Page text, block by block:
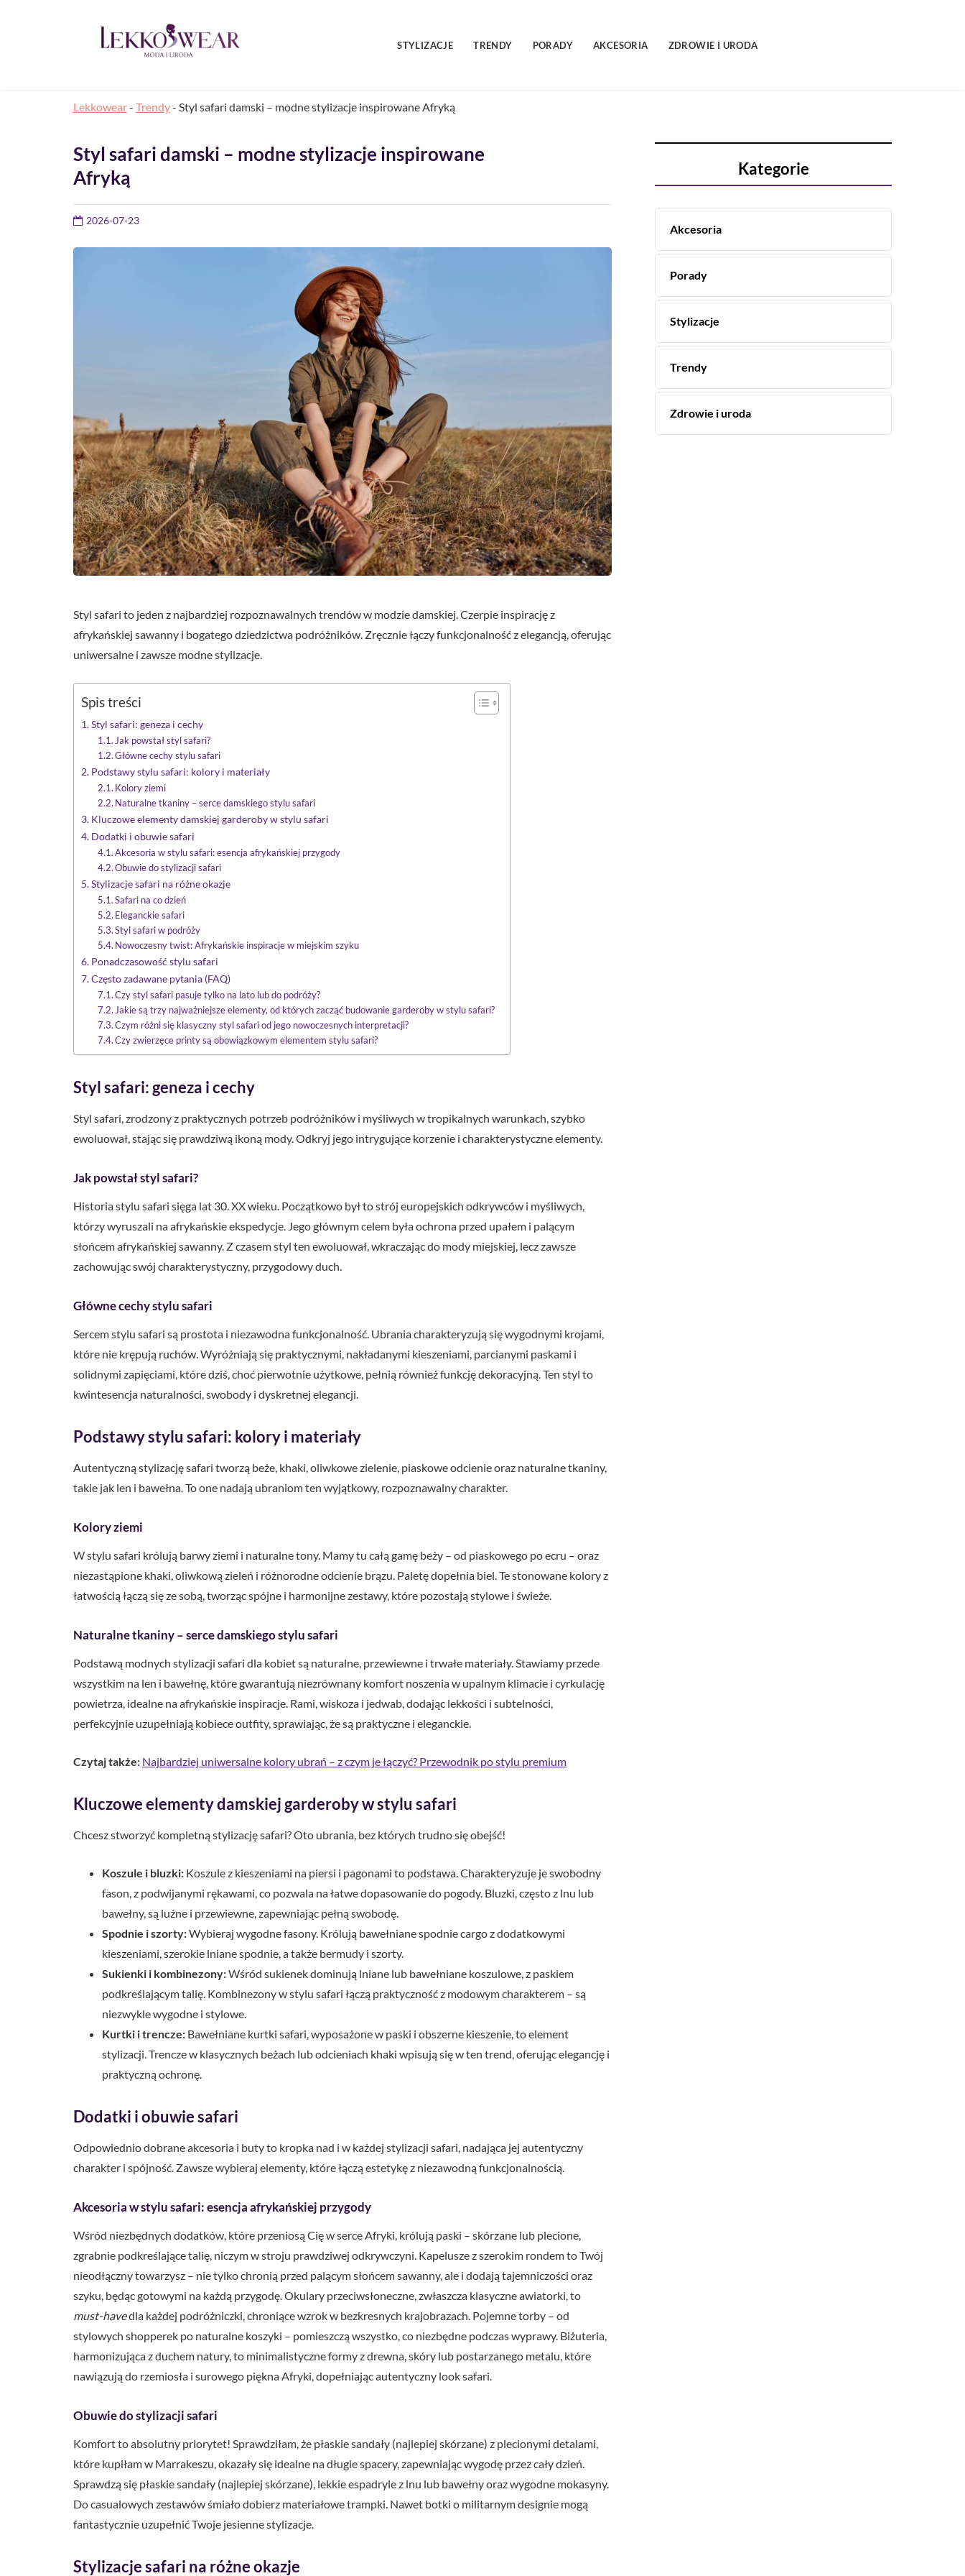
STYLIZACJE TRENDY PORADY AKCESORIA ZDROWIE I URODA
Lekkowear- Trendy- Styl safari damski – modne stylizacje inspirowane Afryką
Styl safari damski – modne stylizacje inspirowane
Afryką
2026-07-23
Styl safari to jeden z najbardziej rozpoznawalnych trendów w modzie damskiej. Czerpie inspirację z
afrykańskiej sawanny i bogatego dziedzictwa podróżników. Zręcznie łączy funkcjonalność z elegancją, oferując
uniwersalne i zawsze modne stylizacje.
Spis treści
Styl safari: geneza i cechy
Jak powstał styl safari?
Główne cechy stylu safari
Podstawy stylu safari: kolory i materiały
Kolory ziemi
Naturalne tkaniny – serce damskiego stylu safari
Kluczowe elementy damskiej garderoby w stylu safari
Dodatki i obuwie safari
Akcesoria w stylu safari: esencja afrykańskiej przygody
Obuwie do stylizacji safari
Stylizacje safari na różne okazje
Safari na co dzień
Eleganckie safari
Styl safari w podróży
Nowoczesny twist: Afrykańskie inspiracje w miejskim szyku
Ponadczasowość stylu safari
Często zadawane pytania (FAQ)
Czy styl safari pasuje tylko na lato lub do podróży?
Jakie są trzy najważniejsze elementy, od których zacząć budowanie garderoby w stylu safari?
Czym różni się klasyczny styl safari od jego nowoczesnych interpretacji?
Czy zwierzęce printy są obowiązkowym elementem stylu safari?
Styl safari: geneza i cechy
Styl safari, zrodzony z praktycznych potrzeb podróżników i myśliwych w tropikalnych warunkach, szybko
ewoluował, stając się prawdziwą ikoną mody. Odkryj jego intrygujące korzenie i charakterystyczne elementy.
Jak powstał styl safari?
Historia stylu safari sięga lat 30. XX wieku. Początkowo był to strój europejskich odkrywców i myśliwych,
którzy wyruszali na afrykańskie ekspedycje. Jego głównym celem była ochrona przed upałem i palącym
słońcem afrykańskiej sawanny. Z czasem styl ten ewoluował, wkraczając do mody miejskiej, lecz zawsze
zachowując swój charakterystyczny, przygodowy duch.
Główne cechy stylu safari
Sercem stylu safari są prostota i niezawodna funkcjonalność. Ubrania charakteryzują się wygodnymi krojami,
które nie krępują ruchów. Wyróżniają się praktycznymi, nakładanymi kieszeniami, parcianymi paskami i
solidnymi zapięciami, które dziś, choć pierwotnie użytkowe, pełnią również funkcję dekoracyjną. Ten styl to
kwintesencja naturalności, swobody i dyskretnej elegancji.
Podstawy stylu safari: kolory i materiały
Autentyczną stylizację safari tworzą beże, khaki, oliwkowe zielenie, piaskowe odcienie oraz naturalne tkaniny,
takie jak len i bawełna. To one nadają ubraniom ten wyjątkowy, rozpoznawalny charakter.
Kolory ziemi
W stylu safari królują barwy ziemi i naturalne tony. Mamy tu całą gamę beży – od piaskowego po ecru – oraz
niezastąpione khaki, oliwkową zieleń i różnorodne odcienie brązu. Paletę dopełnia biel. Te stonowane kolory z
łatwością łączą się ze sobą, tworząc spójne i harmonijne zestawy, które pozostają stylowe i świeże.
Naturalne tkaniny – serce damskiego stylu safari
Podstawą modnych stylizacji safari dla kobiet są naturalne, przewiewne i trwałe materiały. Stawiamy przede
wszystkim na len i bawełnę, które gwarantują niezrównany komfort noszenia w upalnym klimacie i cyrkulację
powietrza, idealne na afrykańskie inspiracje. Rami, wiskoza i jedwab, dodając lekkości i subtelności,
perfekcyjnie uzupełniają kobiece outfity, sprawiając, że są praktyczne i eleganckie.
Czytaj także: Najbardziej uniwersalne kolory ubrań – z czym je łączyć? Przewodnik po stylu premium
Kluczowe elementy damskiej garderoby w stylu safari
Chcesz stworzyć kompletną stylizację safari? Oto ubrania, bez których trudno się obejść!
Koszule i bluzki: Koszule z kieszeniami na piersi i pagonami to podstawa. Charakteryzuje je swobodny
fason, z podwijanymi rękawami, co pozwala na łatwe dopasowanie do pogody. Bluzki, często z lnu lub
bawełny, są luźne i przewiewne, zapewniając pełną swobodę.
Spodnie i szorty:Wybieraj wygodne fasony. Królują bawełniane spodnie cargo z dodatkowymi
kieszeniami, szerokie lniane spodnie, a także bermudy i szorty.
Sukienki i kombinezony:Wśród sukienek dominują lniane lub bawełniane koszulowe, z paskiem
podkreślającym talię. Kombinezony w stylu safari łączą praktyczność z modowym charakterem – są
niezwykle wygodne i stylowe.
Kurtki i trencze: Bawełniane kurtki safari, wyposażone w paski i obszerne kieszenie, to element
stylizacji. Trencze w klasycznych beżach lub odcieniach khaki wpisują się w ten trend, oferując elegancję i
praktyczną ochronę.
Dodatki i obuwie safari
Odpowiednio dobrane akcesoria i buty to kropka nad i w każdej stylizacji safari, nadająca jej autentyczny
charakter i spójność. Zawsze wybieraj elementy, które łączą estetykę z niezawodną funkcjonalnością.
Akcesoria w stylu safari: esencja afrykańskiej przygody
Wśród niezbędnych dodatków, które przeniosą Cię w serce Afryki, królują paski – skórzane lub plecione,
zgrabnie podkreślające talię, niczym w stroju prawdziwej odkrywczyni. Kapelusze z szerokim rondem to Twój
nieodłączny towarzysz – nie tylko chronią przed palącym słońcem sawanny, ale i dodają tajemniczości oraz
szyku, będąc gotowymi na każdą przygodę. Okulary przeciwsłoneczne, zwłaszcza klasyczne awiatorki, to
must-havedla każdej podróżniczki, chroniące wzrok w bezkresnych krajobrazach. Pojemne torby – od
stylowych shopperek po naturalne koszyki – pomieszczą wszystko, co niezbędne podczas wyprawy. Biżuteria,
harmonizująca z duchem natury, to minimalistyczne formy z drewna, skóry lub postarzanego metalu, które
nawiązują do rzemiosła i surowego piękna Afryki, dopełniając autentyczny look safari.
Obuwie do stylizacji safari
Komfort to absolutny priorytet! Sprawdziłam, że płaskie sandały (najlepiej skórzane) z plecionymi detalami,
które kupiłam w Marrakeszu, okazały się idealne na długie spacery, zapewniając wygodę przez cały dzień.
Sprawdzą się płaskie sandały (najlepiej skórzane), lekkie espadryle z lnu lub bawełny oraz wygodne mokasyny.
Do casualowych zestawów śmiało dobierz materiałowe trampki. Nawet botki o militarnym designie mogą
fantastycznie uzupełnić Twoje jesienne stylizacje.
Stylizacje safari na różne okazje
Kategorie
Akcesoria
Porady
Stylizacje
Trendy
Zdrowie i uroda